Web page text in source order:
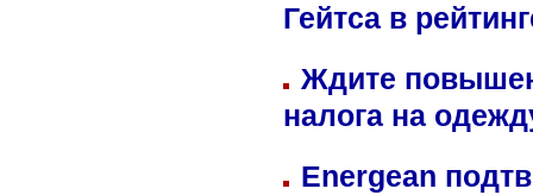
Гейтса в
Ждите
налога на
Energean